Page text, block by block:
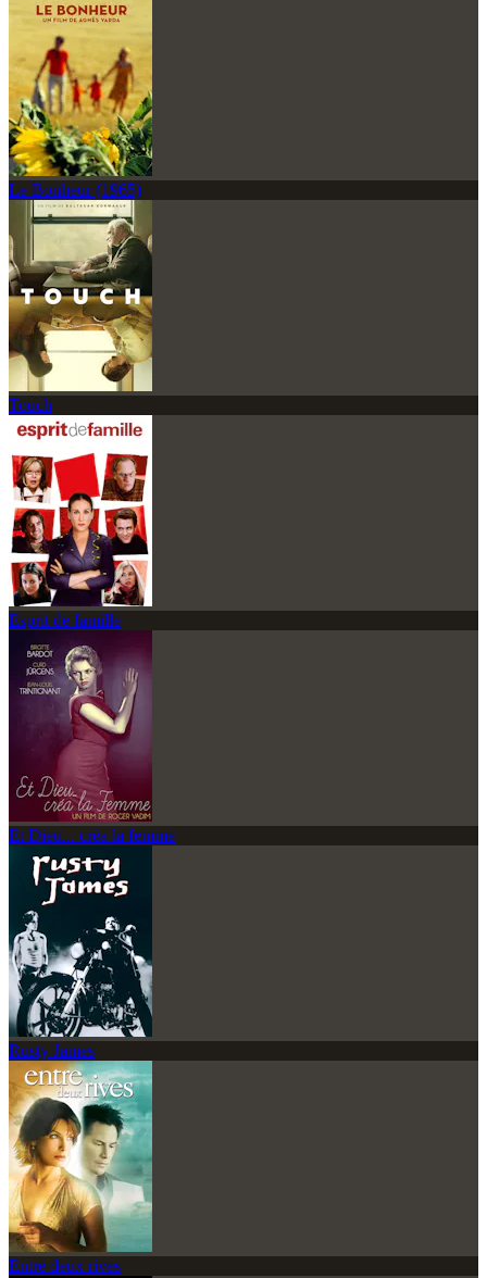
Le Bonheur (1965)
Touch
Esprit de famille
Et Dieu... créa la femme
Rusty James
Entre deux rives